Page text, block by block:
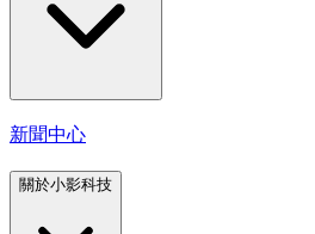
新聞中心
關於小影科技